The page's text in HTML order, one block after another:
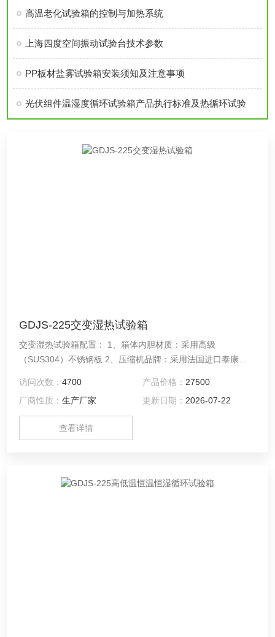
高温老化试验箱的控制与加热系统
上海四度空间振动试验台技术参数
PP板材盐雾试验箱安装须知及注意事项
光伏组件温湿度循环试验箱产品执行标准及热循环试验
GDJS-225交变湿热试验箱
交变湿热试验箱配置： 1、箱体内胆材质：采用高级
（SUS304）不锈钢板 2、压缩机品牌：采用法国进口泰康牌
式智能可程序温湿度控制器
访问次数：4700 产品价格： 27500
厂商性质：生产厂家 更新日期： 2026-07-22
查看详情